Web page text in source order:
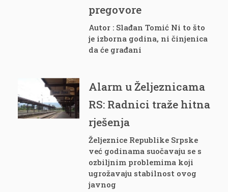
pregovore
Autor : Slađan Tomić Ni to što
je izborna godina, ni činjenica
da će građani
Alarm u Željeznicama
RS: Radnici traže hitna
rješenja
Željeznice Republike Srpske
već godinama suočavaju se s
ozbiljnim problemima koji
ugrožavaju stabilnost ovog
javnog